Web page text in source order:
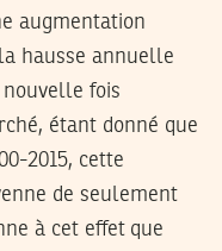
augmentation
hausse annuelle
nouvelle fois
étant donné que
2015, cette
de seulement
à cet effet que